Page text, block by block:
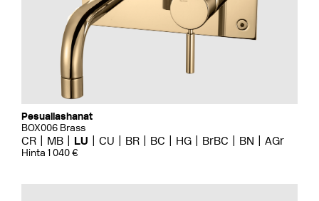
Pesuallashanat
BOX006 Brass
CR MB LU CU BR BC HG BrBC BN AGr
Hinta 1 040 €